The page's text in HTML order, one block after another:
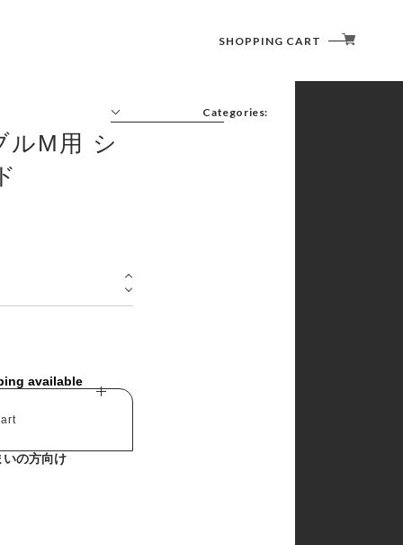
SHOPPING CART
Categories:
ルM用 シ
available
いの方向け